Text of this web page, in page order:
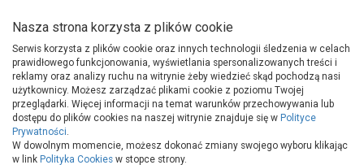
Strona główna Narzędzia
Narzędzia ręczne, warsztat
Narzędzia glazurnicze
Krzyżyki, kliny glazurnicze
Kliny do glazury 50 szt. duże DEDRA
Nasza strona korzysta z plików cookie
Serwis korzysta z plików cookie oraz innych technologii śledzenia w celach
prawidłowego funkcjonowania, wyświetlania spersonalizowanych treści i
reklamy oraz analizy ruchu na witrynie żeby wiedzieć skąd pochodzą nasi
użytkownicy. Możesz zarządzać plikami cookie z poziomu Twojej
przeglądarki. Więcej informacji na temat warunków przechowywania lub
dostępu do plików cookies na naszej witrynie znajduje się w Polityce
Prywatności.
W dowolnym momencie, możesz dokonać zmiany swojego wyboru klikając
w link Polityka Cookies w stopce strony.